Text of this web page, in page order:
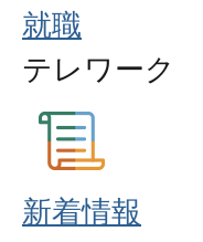
就職
テレワーク
新着情報